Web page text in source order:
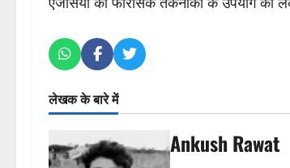
लेखक के बारे में
Ankush Rawat